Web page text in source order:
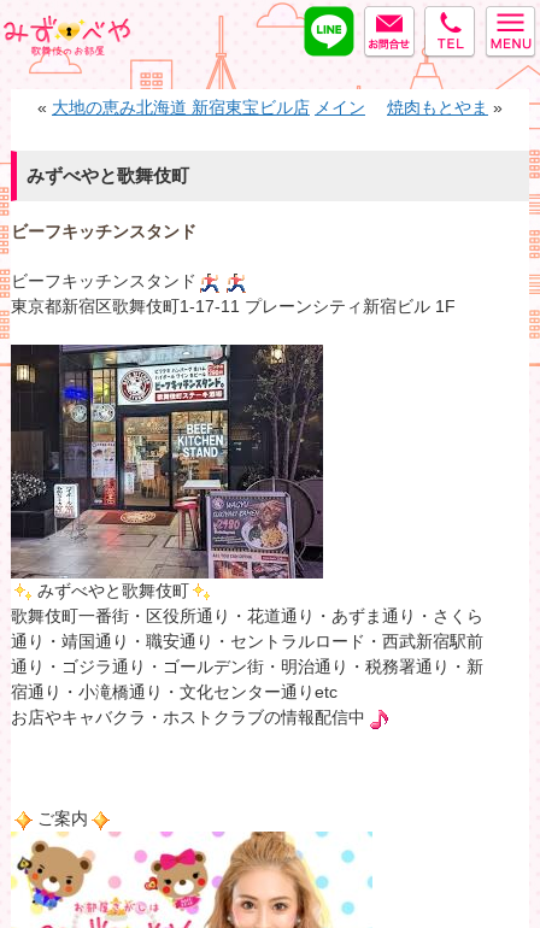
tel
MAIL
LINE
« 大地の恵み北海道 新宿東宝ビル店 メイン 焼肉もとやま »
みずべやと歌舞伎町
ビーフキッチンスタンド
ビーフキッチンスタンド
東京都新宿区歌舞伎町1-17-11 プレーンシティ新宿ビル 1F
みずべやと歌舞伎町
歌舞伎町一番街・区役所通り・花道通り・あずま通り・さくら
通り・靖国通り・職安通り・セントラルロード・西武新宿駅前
通り・ゴジラ通り・ゴールデン街・明治通り・税務署通り・新
宿通り・小滝橋通り・文化センター通りetc
お店やキャバクラ・ホストクラブの情報配信中
ご案内